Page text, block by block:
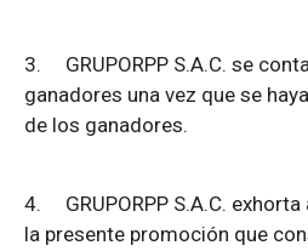
3. GRUPORPP S.A.C. se
ganadores una vez que se
de los ganadores.
4. GRUPORPP S.A.C.
la presente promoción que